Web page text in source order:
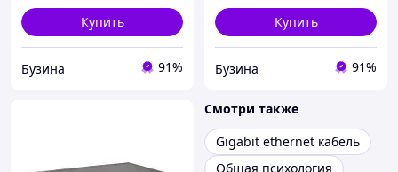
Купить
Бузина 91%
Купить
Бузина 91%
Смотри также
Gigabit ethernet кабель
Общая психология